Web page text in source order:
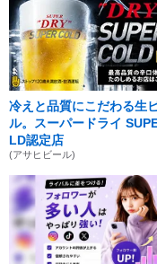
冷えと品質にこだわる生
ル。スーパードライ
LD認定店
(アサヒビール)